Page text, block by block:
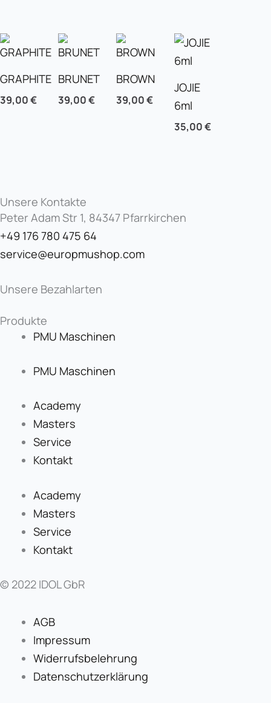
GRAPHITE
39,00€
BRUNET
39,00€
BROWN
39,00€
JOJIE
6ml
35,00€
Unsere Kontakte
Peter Adam Str 1, 84347 Pfarrkirchen
+49 176 780 475 64
service@europmushop.com
Unsere Bezahlarten
Produkte
PMU Maschinen
PMU Maschinen
Academy
Masters
Service
Kontakt
Academy
Masters
Service
Kontakt
© 2022 IDOL GbR
AGB
Impressum
Widerrufsbelehrung
Datenschutzerklärung